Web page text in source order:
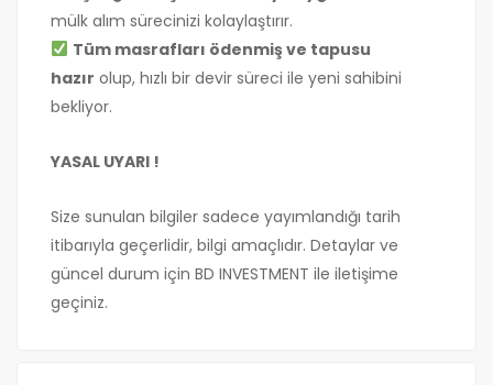
mülk alım sürecinizi kolaylaştırır.
Tüm masrafları ödenmiş ve tapusu
hazır olup, hızlı bir devir süreci ile yeni sahibini
bekliyor.
YASAL UYARI !
Size sunulan bilgiler sadece yayımlandığı tarih
itibarıyla geçerlidir, bilgi amaçlıdır. Detaylar ve
güncel durum için BD INVESTMENT ile iletişime
geçiniz.